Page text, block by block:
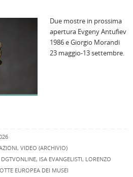
Due mostre in prossima
apertura Evgeny Antufiev
1986 e Giorgio Morandi
23 maggio-13 settembre.
, VIDEO (ARCHIVIO)
DGTVONLINE, ISA EVANGELISTI, LORENZO
EUROPEA DEI MUSEI